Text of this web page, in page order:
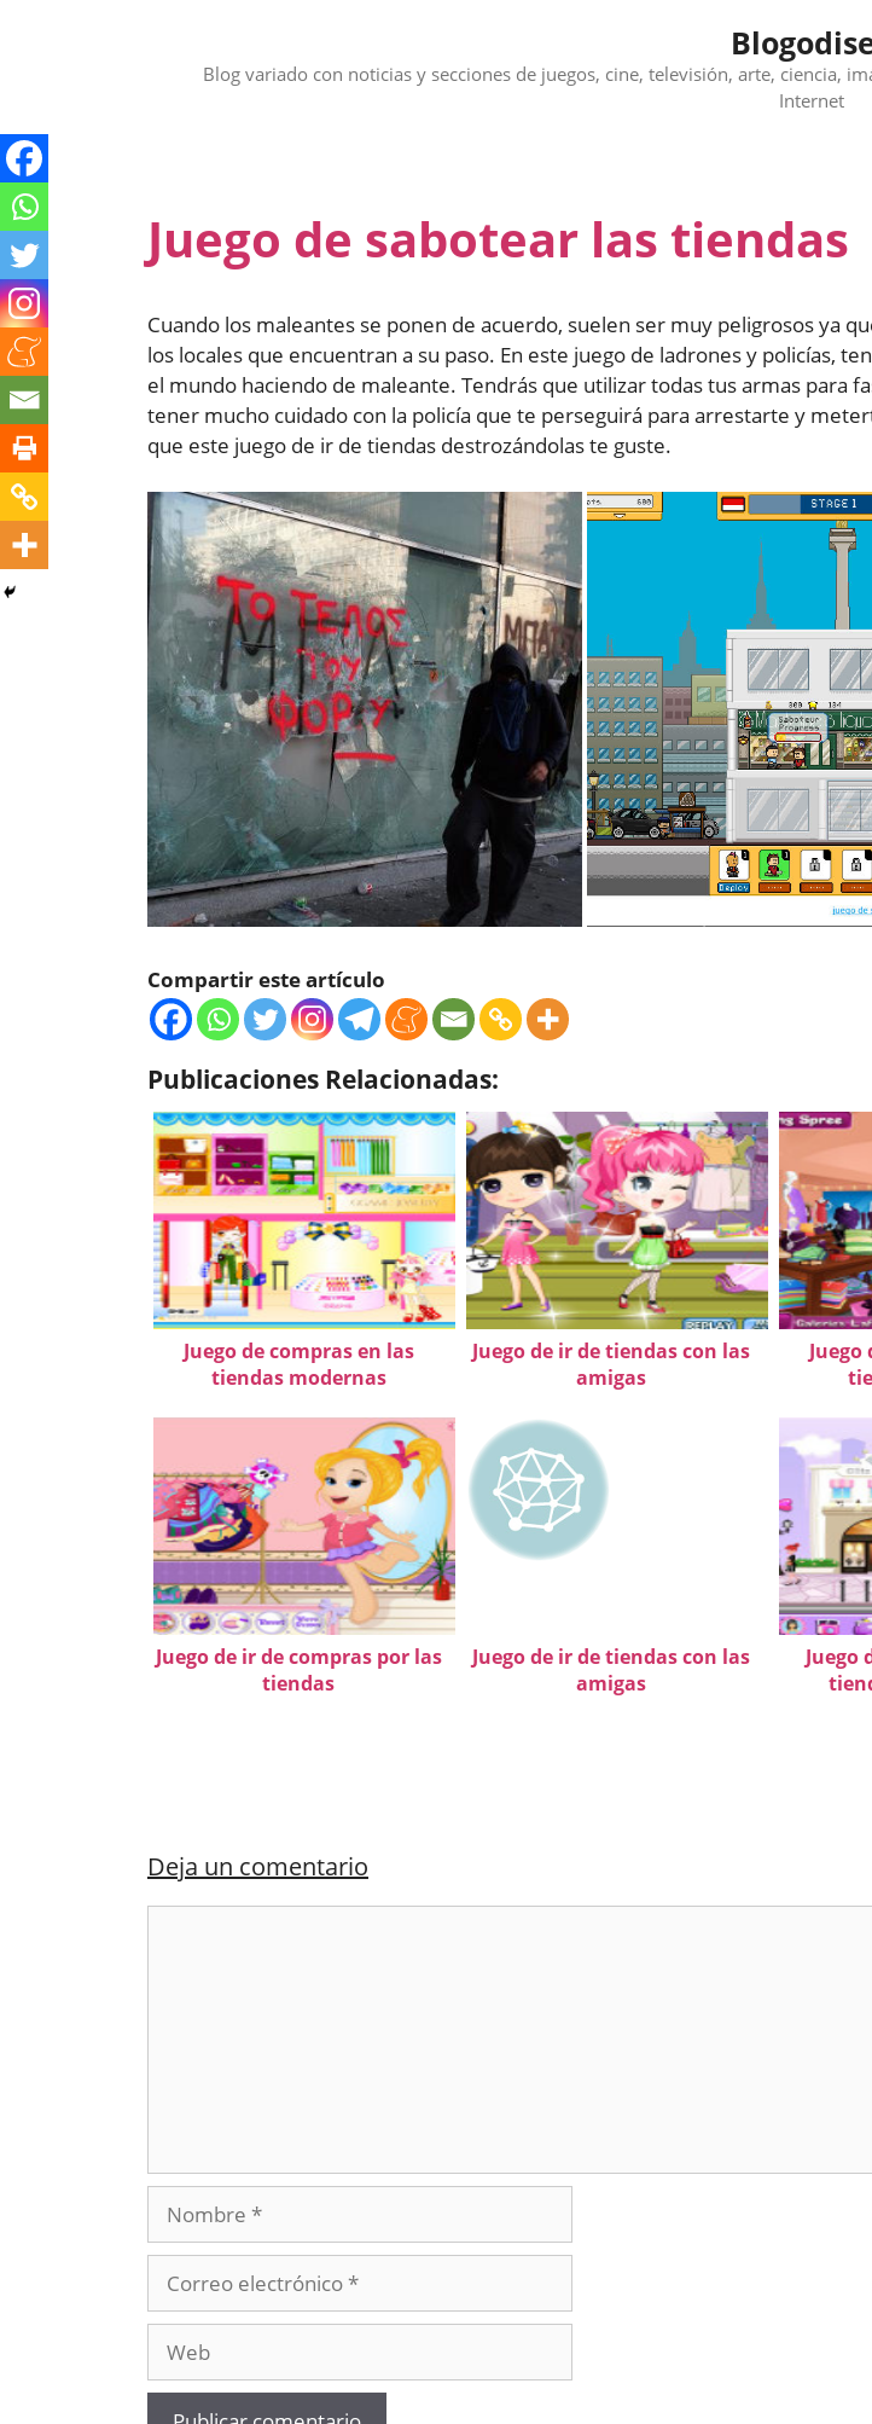
Blog variado con noticias y secciones de juegos, cine, televisión, arte, ciencia,
Internet
Juego de sabotear las tiendas
Cuando los maleantes se ponen de acuerdo, suelen ser muy peligrosos ya
los locales que encuentran a su paso. En este juego de ladrones y policías,
el mundo haciendo de maleante. Tendrás que utilizar todas tus armas para
tener mucho cuidado con la policía que te perseguirá para arrestarte y
que este juego de ir de tiendas destrozándolas te guste.
Compartir este artículo
Publicaciones Relacionadas:
Juego de compras en las
tiendas modernas
Juego de ir de tiendas con las
amigas
Juego de ir de compras por las
tiendas
Juego de ir de tiendas con las
amigas
Juego
Deja un comentario
Nombre
electrónico